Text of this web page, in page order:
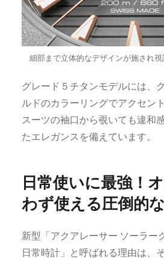
細部まで立体的なデザインが施され
グレード５チタンモデルには、
ルドのカラーリングでアクセン
スーツの袖口から覗いても違和
たエレガンスを備えています。
日常使いに最強！
わず使える圧倒的
新型「アクアレーサー ソーラー
日常時計」と呼ばれる理由は、